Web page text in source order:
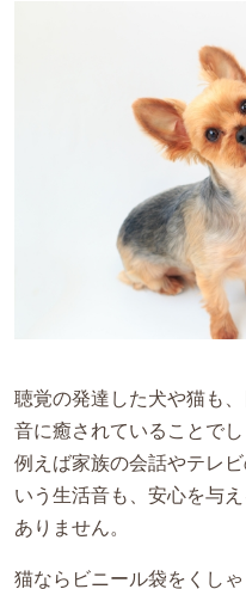
聴覚の発達した犬や猫も
音に癒されていることでし
例えば家族の会話やテレ
いう生活音も、安心を与
ありません。
猫ならビニール袋をくし